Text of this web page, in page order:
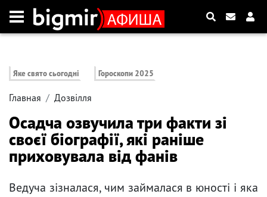
Яке свято сьогодні Гороскопи 2025
Главная Дозвілля
Осадча озвучила три факти зі
своєї біографії, які раніше
приховувала від фанів
Ведуча зізналася, чим займалася в юності і яка